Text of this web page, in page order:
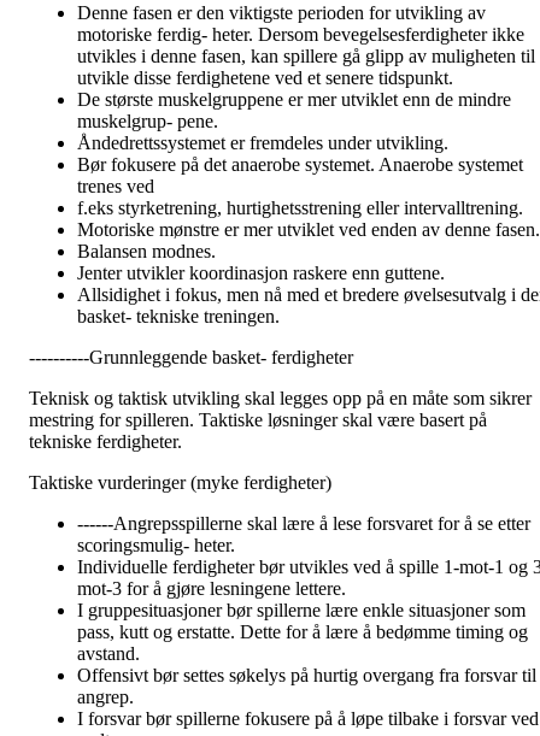
Denne fasen er den viktigste perioden for utvikling av
motoriske ferdig- heter. Dersom bevegelsesferdigheter ikke
utvikles i denne fasen, kan spillere gå glipp av muligheten til
utvikle disse ferdighetene ved et senere tidspunkt.
De største muskelgruppene er mer utviklet enn de mindre
muskelgrup- pene.
Åndedrettssystemet er fremdeles under utvikling.
Bør fokusere på det anaerobe systemet. Anaerobe systemet
trenes ved
f.eks styrketrening, hurtighetsstrening eller intervalltrening.
Motoriske mønstre er mer utviklet ved enden av denne fasen.
Balansen modnes.
Jenter utvikler koordinasjon raskere enn guttene.
Allsidighet i fokus, men nå med et bredere øvelsesutvalg i
basket- tekniske treningen.
----------Grunnleggende basket- ferdigheter
Teknisk og taktisk utvikling skal legges opp på en måte som sikrer
mestring for spilleren. Taktiske løsninger skal være basert på
tekniske ferdigheter.
Taktiske vurderinger (myke ferdigheter)
------Angrepsspillerne skal lære å lese forsvaret for å se etter
scoringsmulig- heter.
Individuelle ferdigheter bør utvikles ved å spille 1-mot-1 og
mot-3 for å gjøre lesningene lettere.
I gruppesituasjoner bør spillerne lære enkle situasjoner som
pass, kutt og erstatte. Dette for å lære å bedømme timing og
avstand.
Offensivt bør settes søkelys på hurtig overgang fra forsvar til
angrep.
I forsvar bør spillerne fokusere på å løpe tilbake i forsvar ved